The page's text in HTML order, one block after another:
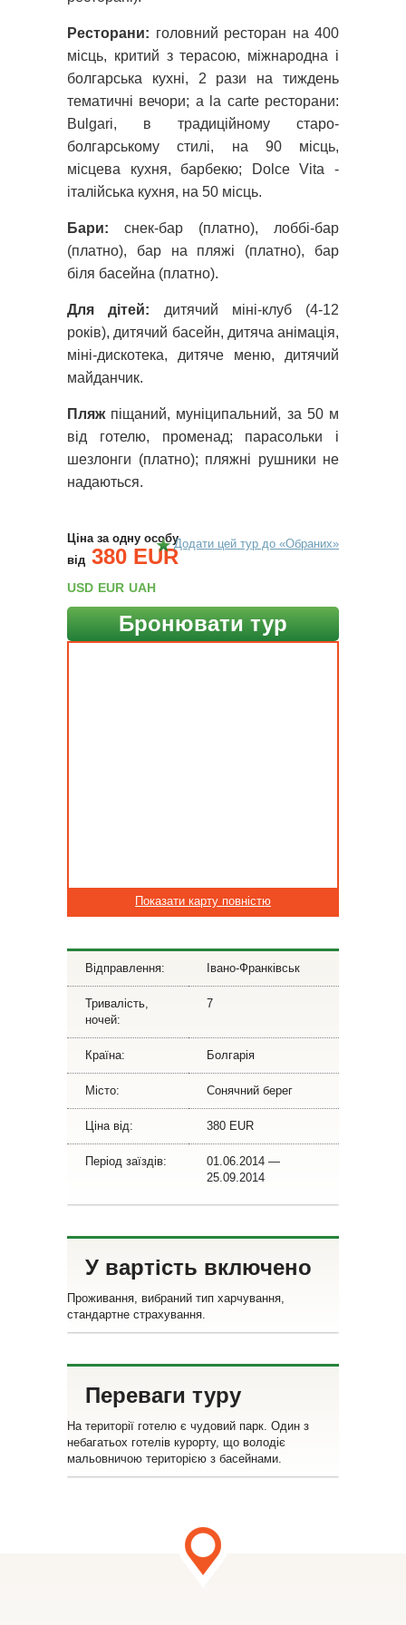
Ресторани: головний ресторан на 400
місць, критий з терасою, міжнародна і
болгарська кухні, 2 рази на тиждень
тематичні вечори; а la сarte ресторани:
Bulgari, в традиційному старо-
болгарському стилі, на 90 місць,
місцева кухня, барбекю; Dolce Vita -
італійська кухня, на 50 місць.
Бари: снек-бар (платно), лоббі-бар
(платно), бар на пляжі (платно), бар
біля басейна (платно).
Для дітей: дитячий міні-клуб (4-12
років), дитячий басейн, дитяча анімація,
міні-дискотека, дитяче меню, дитячий
майданчик.
Пляжпіщаний, муніципальний, за 50 м
від готелю, променад; парасольки і
шезлонги (платно); пляжні рушники не
надаються.
Ціна за одну особу
від 380 EUR
USD EUR UAH
Бронювати тур
Додати цей тур до «Обраних»
Показати карту повністю
Відправлення: Івано-Франківськ
Тривалість,
ночей:
7
Країна: Болгарія
Місто: Сонячний берег
Ціна від: 380 EUR
Період заїздів:
01.06.2014 —
25.09.2014
У вартість включено
Проживання, вибраний тип харчування,
стандартне страхування.
Переваги туру
На території готелю є чудовий парк. Один з
небагатьох готелів курорту, що володіє
мальовничою територією з басейнами.